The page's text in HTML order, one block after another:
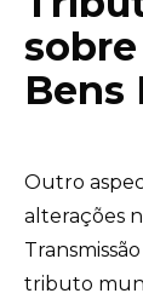
Bens
Outro
alterações
tributo